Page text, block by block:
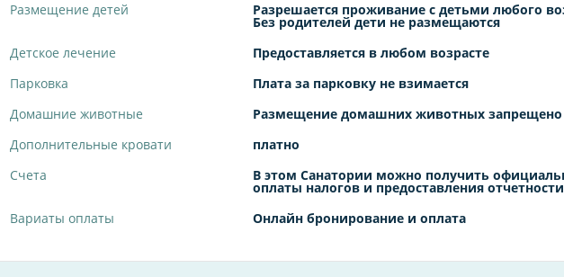
Размещение детей
Разрешается проживание с детьми любого
Без родителей дети не размещаются
Детское лечение
Предоставляется в любом возрасте
Парковка
Плата за парковку не взимается
Домашние животные
Размещение домашних животных запрещено
Дополнительные кровати
платно
Счета
В этом Санатории можно получить
оплаты налогов и предоставления
Вариаты оплаты
Онлайн бронирование и оплата